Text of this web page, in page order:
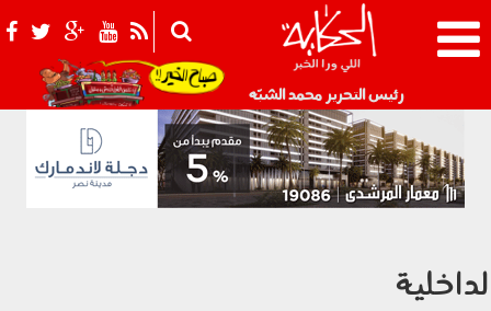
رئيس التحرير محمد الشبّه 021_2.png